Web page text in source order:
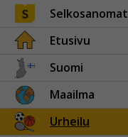
Selkosanomat
Etusivu
Suomi
Maailma
Urheilu